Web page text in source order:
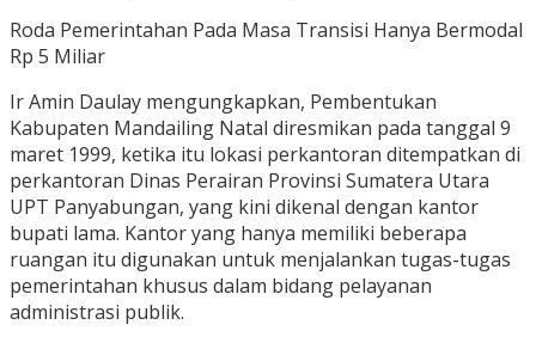
Roda Pemerintahan Pada Masa Transisi Hanya Bermodal
Rp 5 Miliar
Ir Amin Daulay mengungkapkan, Pembentukan
Kabupaten Mandailing Natal diresmikan pada tanggal 9
maret 1999, ketika itu lokasi perkantoran ditempatkan di
perkantoran Dinas Perairan Provinsi Sumatera Utara
UPT Panyabungan, yang kini dikenal dengan kantor
bupati lama. Kantor yang hanya memiliki beberapa
ruangan itu digunakan untuk menjalankan tugas-tugas
pemerintahan khusus dalam bidang pelayanan
administrasi publik.